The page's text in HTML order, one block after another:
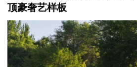
顶豪奢艺样板